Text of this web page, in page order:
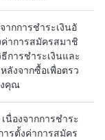
ากการชำระเงินอั
าการสมัครสมาชิ
การชำระเงินและ
ลังจากซื้อเพื่อตรว
งคุณ
นื่องจากการชำระ
ารตั้งค่าการสมัคร